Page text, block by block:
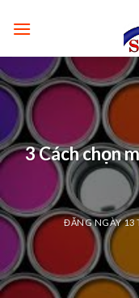
3 Cách chọn
ĐĂNG NGÀY13